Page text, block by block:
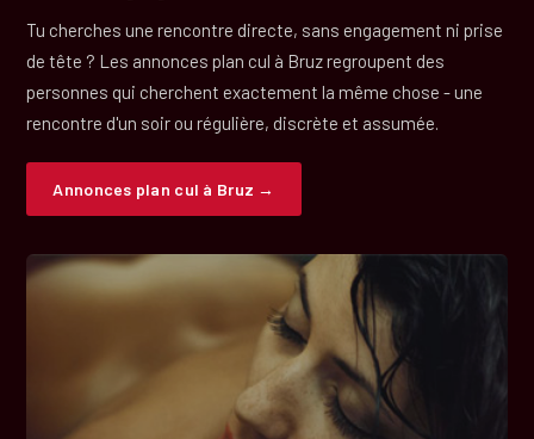
Tu cherches une rencontre directe, sans engagement ni prise
de tête ? Les annonces plan cul à Bruz regroupent des
personnes qui cherchent exactement la même chose - une
rencontre d'un soir ou régulière, discrète et assumée.
Annonces plan cul à Bruz →